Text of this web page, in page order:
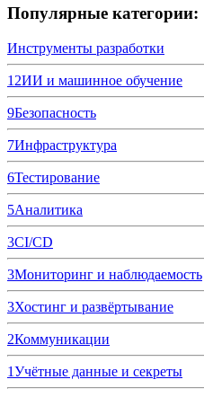
Популярные категории:
Инструменты разработки
12ИИ и машинное обучение
9Безопасность
7Инфраструктура
6Тестирование
5Аналитика
3CI/CD
3Мониторинг и наблюдаемость
3Хостинг и развёртывание
2Коммуникации
1Учётные данные и секреты